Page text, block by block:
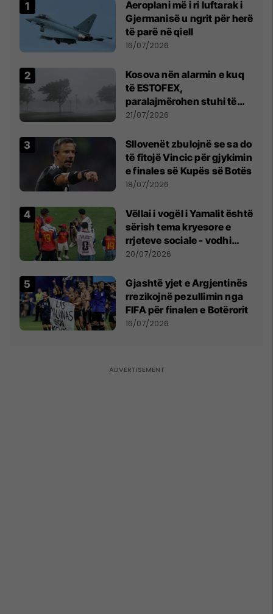
Aeroplani më i ri luftarak i
Gjermanisë u ngrit për herë
të parë në qiell
16/07/2026
Kosova nën alarmin e kuq
të ESTOFEX,
paralajmërohen stuhi të
fuqishme me breshër dhe
21/07/2026
Sllovenët zbulojnë se sa do
të fitojë Vincic për gjykimin
e finales së Kupës së Botës
18/07/2026
Vëllai i vogël i Yamalit është
sërish tema kryesore e
rrjeteve sociale - vodhi
vëmendjen pas finales së
20/07/2026
Gjashtë yjet e Argjentinës
rrezikojnë pezullimin nga
FIFA për finalen e Botërorit
16/07/2026